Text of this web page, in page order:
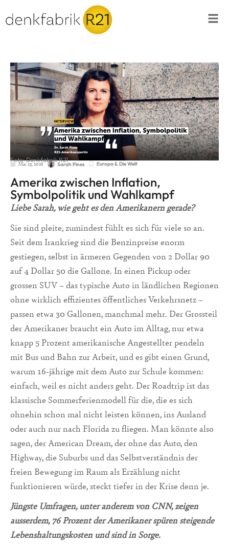
Foto: Denkfabrik R21
Mai 15, 2026 Sarah Pines Europa & Die Welt
Amerika zwischen Inflation,
Symbolpolitik und Wahlkampf
Liebe Sarah, wie geht es den Amerikanern gerade?
Sie sind pleite, zumindest fühlt es sich für viele so an.
Seit dem Irankrieg sind die Benzinpreise enorm
gestiegen, selbst in ärmeren Gegenden von 2 Dollar 90
auf 4 Dollar 50 die Gallone. In einen Pickup oder
grossen SUV – das typische Auto in ländlichen Regionen
ohne wirklich effizientes öffentliches Verkehrsnetz –
passen etwa 30 Gallonen, manchmal mehr. Der Grossteil
der Amerikaner braucht ein Auto im Alltag, nur etwa
knapp 5 Prozent amerikanische Angestellter pendeln
mit Bus und Bahn zur Arbeit, und es gibt einen Grund,
warum 16-jährige mit dem Auto zur Schule kommen:
einfach, weil es nicht anders geht. Der Roadtrip ist das
klassische Sommerferienmodell für die, die es sich
ohnehin schon mal nicht leisten können, ins Ausland
oder auch nur nach Florida zu fliegen. Man könnte also
sagen, der American Dream, der ohne das Auto, den
Highway, die Suburbs und das Selbstverständnis der
freien Bewegung im Raum als Erzählung nicht
funktionieren würde, steckt tiefer in der Krise denn je.
Jüngste Umfragen, unter anderem von CNN, zeigen
ausserdem, 76 Prozent der Amerikaner spüren steigende
Lebenshaltungskosten und sind in Sorge.